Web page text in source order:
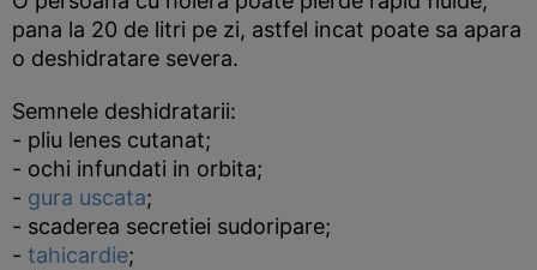
pana la 20 de litri pe zi, astfel incat poate sa apara
o deshidratare severa.
Semnele deshidratarii:
- pliu lenes cutanat;
- ochi infundati in orbita;
- gura uscata;
- scaderea secretiei sudoripare;
- tahicardie;